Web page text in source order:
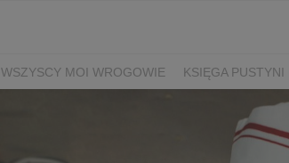
WSZYSCY MOI WROGOWIE KSIĘGA PUSTYNI
BARANEK SHAUN I KUDŁATA BESTIA